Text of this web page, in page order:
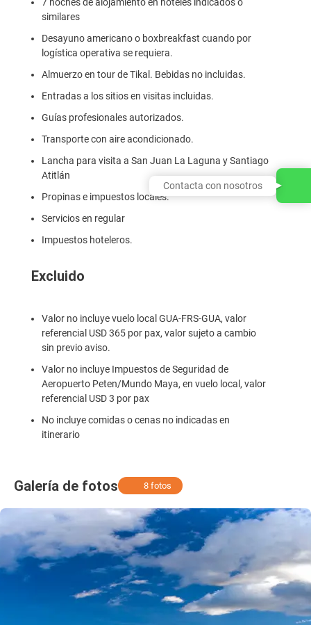
similares
Desayuno americano o boxbreakfast cuando por
logística operativa se requiera.
Almuerzo en tour de Tikal. Bebidas no incluidas.
Entradas a los sitios en visitas incluidas.
Guías profesionales autorizados.
Transporte con aire acondicionado.
Lancha para visita a San Juan La Laguna y Santiago
Atitlán
Propinas e impuestos locales.
Servicios en regular
Impuestos hoteleros.
Excluido
Valor no incluye vuelo local GUA-FRS-GUA, valor
referencial USD 365 por pax, valor sujeto a cambio
sin previo aviso.
Valor no incluye Impuestos de Seguridad de
Aeropuerto Peten/Mundo Maya, en vuelo local, valor
referencial USD 3 por pax
No incluye comidas o cenas no indicadas en
itinerario
Galería de fotos 8 fotos
Contacta con nosotros